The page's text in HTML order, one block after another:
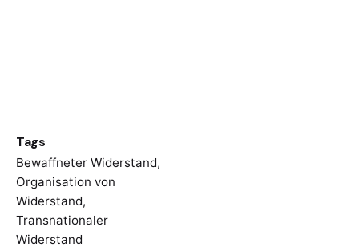
Jean Maitron, Claude Pennetier, “Georges
Pierre, dit Fredo, dit Colonel Fabien”, in: Le
Maitron
Manchester University Press, 2020)
Tags
Bewaffneter Widerstand,
Organisation von
Widerstand,
Transnationaler
Widerstand